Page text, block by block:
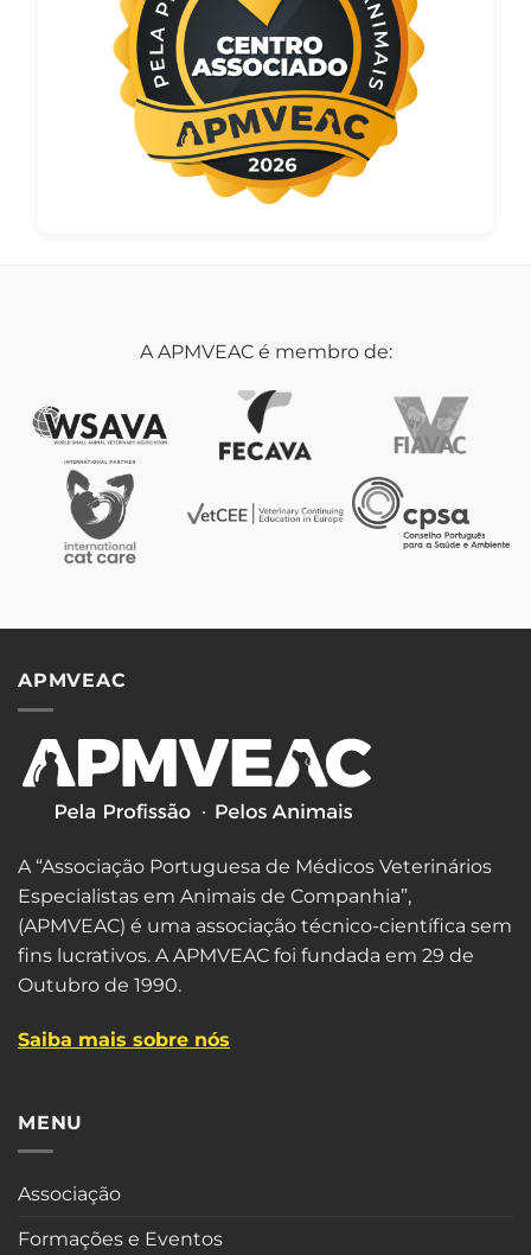
A APMVEAC é membro de:
APMVEAC
A “Associação Portuguesa de Médicos Veterinários
Especialistas em Animais de Companhia”,
(APMVEAC) é uma associação técnico-científica sem
fins lucrativos. A APMVEAC foi fundada em 29 de
Outubro de 1990.
Saiba mais sobre nós
MENU
Associação
Formações e Eventos